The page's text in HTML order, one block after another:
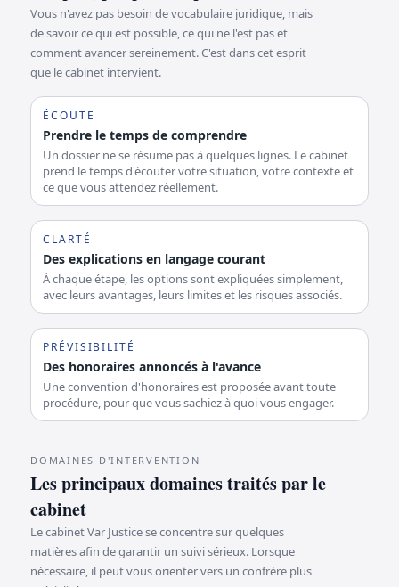
Vous n'avez pas besoin de vocabulaire juridique, mais
de savoir ce qui est possible, ce qui ne l'est pas et
comment avancer sereinement. C'est dans cet esprit
que le cabinet intervient.
ÉCOUTE
Prendre le temps de comprendre
Un dossier ne se résume pas à quelques lignes. Le cabinet
prend le temps d'écouter votre situation, votre contexte et
ce que vous attendez réellement.
CLARTÉ
Des explications en langage courant
À chaque étape, les options sont expliquées simplement,
avec leurs avantages, leurs limites et les risques associés.
PRÉVISIBILITÉ
Des honoraires annoncés à l'avance
Une convention d'honoraires est proposée avant toute
procédure, pour que vous sachiez à quoi vous engager.
DOMAINES D'INTERVENTION
Les principaux domaines traités par le
cabinet
Le cabinet Var Justice se concentre sur quelques
matières afin de garantir un suivi sérieux. Lorsque
nécessaire, il peut vous orienter vers un confrère plus